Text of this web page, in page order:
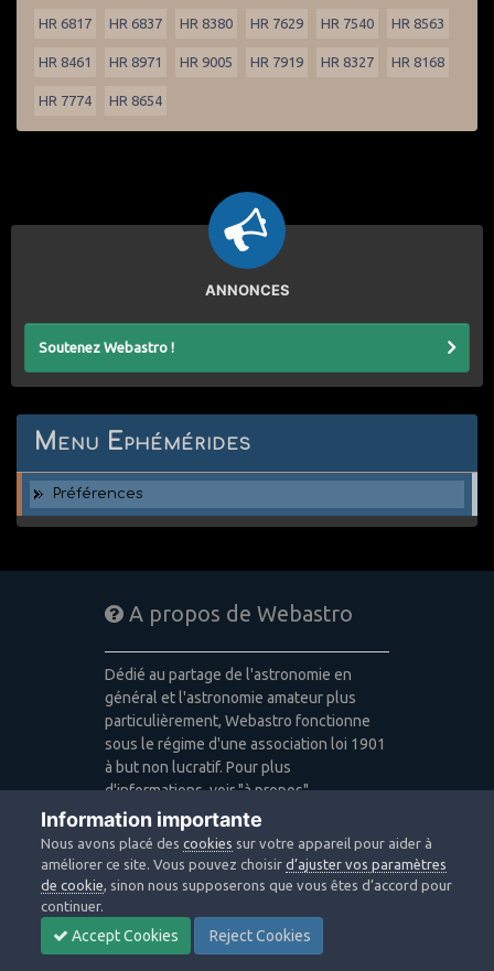
HR 6817 HR 6837 HR 8380 HR 7629 HR 7540 HR 8563
HR 8461 HR 8971 HR 9005 HR 7919 HR 8327 HR 8168
HR 7774 HR 8654
ANNONCES
Soutenez Webastro !
Menu Ephémérides
Préférences
A propos de Webastro
Dédié au partage de l'astronomie en
général et l'astronomie amateur plus
particulièrement, Webastro fonctionne
sous le régime d'une association loi 1901
à but non lucratif. Pour plus
d'informations, voir "à propos".
Publicité: pas de publicité
Icons made byFreepik,Alessio Atzeni,
Pixel Buddha,Icon Pondfrom
www.flaticon.comis licensed by CC 3.0
BY
Design images: Courtesy NASA/JPL-
Information importante
Nous avons placé descookies sur votre appareil pour aider à
améliorer ce site. Vous pouvez choisird’ajuster vos paramètres
de cookie, sinon nous supposerons que vous êtes d’accord pour
continuer.
Accept Cookies Reject Cookies